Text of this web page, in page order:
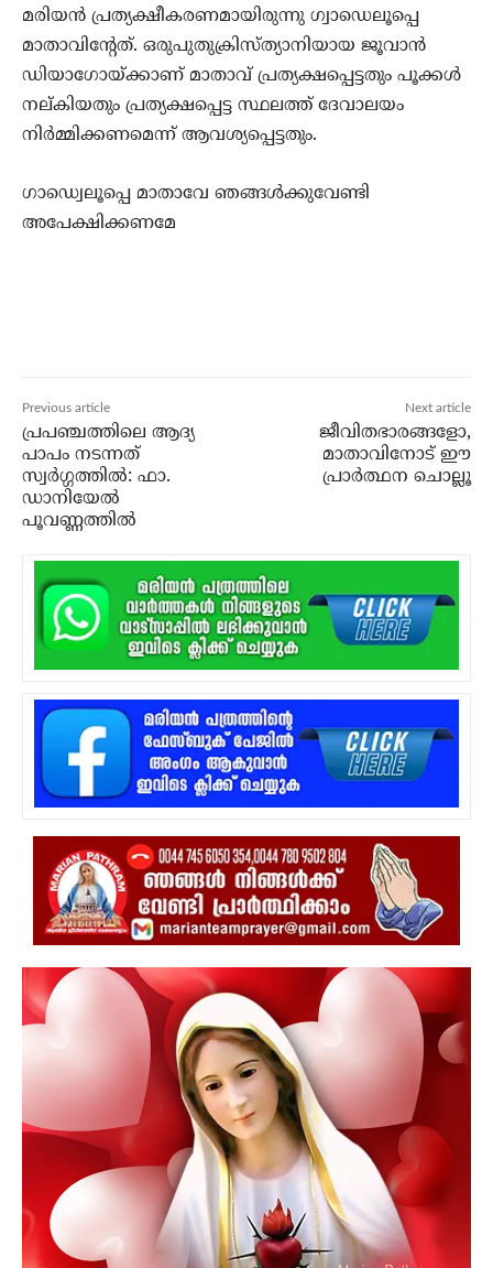
മരിയന്‍ പ്രത്യക്ഷീകരണമായിരുന്നു ഗ്വാഡെലൂപ്പെ
മാതാവിന്റേത്. ഒരുപുതുക്രിസ്ത്യാനിയായ ജൂവാന്‍
ഡിയാഗോയ്ക്കാണ് മാതാവ് പ്രത്യക്ഷപ്പെട്ടതും പൂക്കള്‍
നല്കിയതും പ്രത്യക്ഷപ്പെട്ട സ്ഥലത്ത് ദേവാലയം
നിര്‍മ്മിക്കണമെന്ന് ആവശ്യപ്പെട്ടതും.
ഗാഡ്വെലൂപ്പെ മാതാവേ ഞങ്ങള്‍ക്കുവേണ്ടി
അപേക്ഷിക്കണമേ
Previous article
പ്രപഞ്ചത്തിലെ ആദ്യ
പാപം നടന്നത്
സ്വര്‍ഗ്ഗത്തില്‍: ഫാ.
ഡാനിയേല്‍
പൂവണ്ണത്തില്‍
Next article
ജീവിതഭാരങ്ങളോ,
മാതാവിനോട് ഈ
പ്രാര്‍ത്ഥന ചൊല്ലൂ